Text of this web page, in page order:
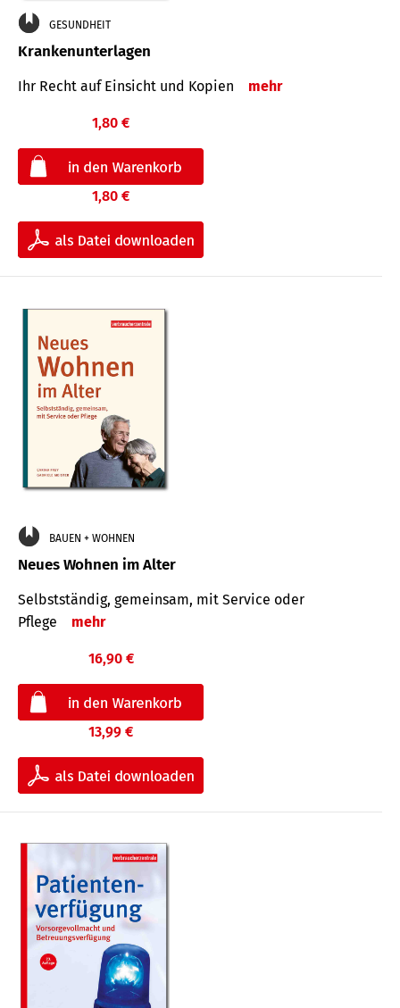
GESUNDHEIT
Krankenunterlagen
Ihr Recht auf Einsicht und Kopien mehr
1,80 €
1,80 €
BAUEN + WOHNEN
Neues Wohnen im Alter
Selbstständig, gemeinsam, mit Service oder
Pflege
mehr
16,90 €
13,99 €